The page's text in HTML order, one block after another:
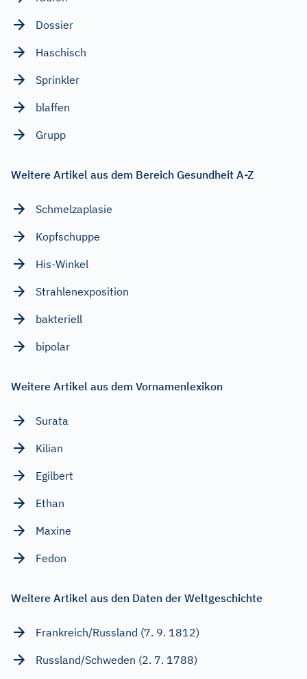
Dossier
Haschisch
Sprinkler
blaffen
Grupp
Weitere Artikel aus dem Bereich Gesundheit A-Z
Schmelzaplasie
Kopfschuppe
His-Winkel
Strahlenexposition
bakteriell
bipolar
Weitere Artikel aus dem Vornamenlexikon
Surata
Kilian
Egilbert
Ethan
Maxine
Fedon
Weitere Artikel aus den Daten der Weltgeschichte
Frankreich/Russland (7. 9. 1812)
Russland/Schweden (2. 7. 1788)